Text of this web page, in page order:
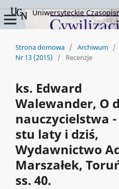
Uniwersyteckie
Strona domowa / Archiwum /
Nr 13 (2015)
/ Recenzje
ks. Edward
Walewander, O
nauczycielstwa
stu laty i dziś,
Wydawnictwo
Marszałek,
ss. 40.